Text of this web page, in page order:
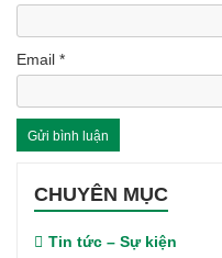
Email *
CHUYÊN MỤC
Tin tức – Sự kiện